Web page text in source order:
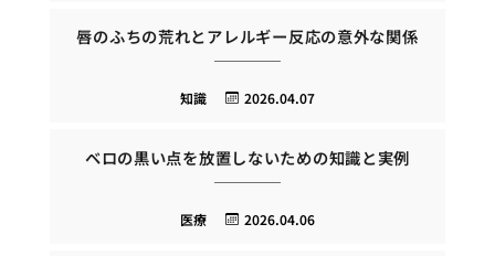
唇のふちの荒れとアレルギー反応の意外な関係
2026.04.07
知識
ベロの黒い点を放置しないための知識と実例
2026.04.06
医療